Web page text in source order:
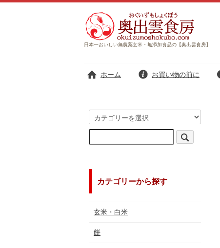
日本一おいしい無農薬玄米・無添加食品の【奥出雲食房】
ホーム お買い物の前に
カテゴリーから探す
玄米・白米
餅